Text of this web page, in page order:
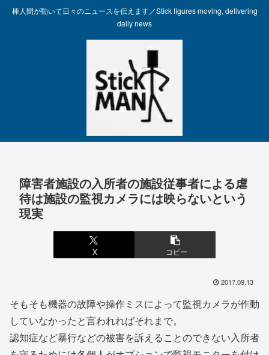
棒人間が動いて日々のニュースを伝えます／Stick figures moving, delivering
daily news
障害者施設の入所者の施設従事者による虐
待は施設の監視カメラには映らないという
現実
X コピー
2017.09.13
そもそも機器の故障や操作ミスによって監視カメラが作動
していなかったと言われればそれまで。
認知症など暴行などの被害を訴えることのできない入所者